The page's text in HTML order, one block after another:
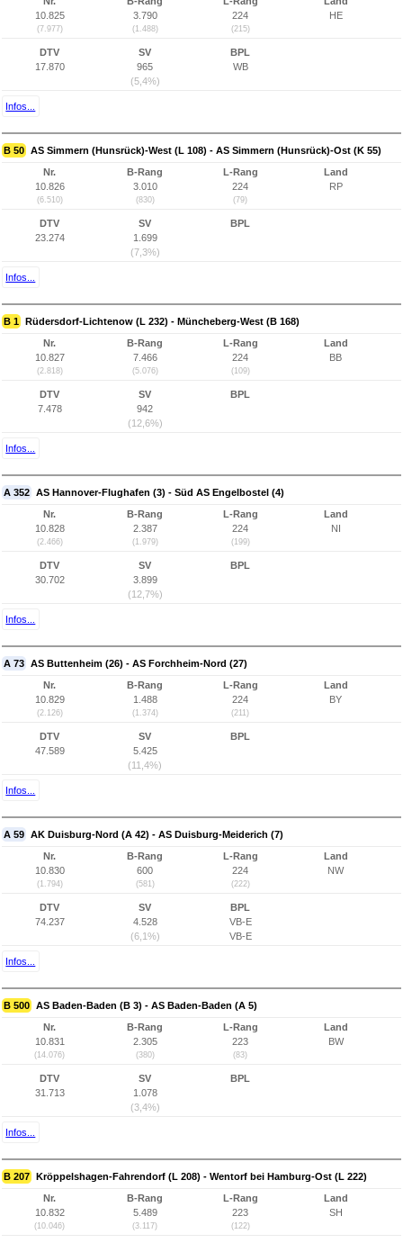
10.825
(7.977)
3.790
(1.488)
224
(215)
HE
DTV
17.870
SV
965
(5,4%)
BPL
WB
Infos...
B 50 AS Simmern (Hunsrück)-West (L 108) - AS Simmern (Hunsrück)-Ost (K 55)
Nr.
10.826
(6.510)
B-Rang
3.010
(830)
L-Rang
224
(79)
Land
RP
DTV
23.274
SV
1.699
(7,3%)
BPL
Infos...
B 1 Rüdersdorf-Lichtenow (L 232) - Müncheberg-West (B 168)
Nr.
10.827
(2.818)
B-Rang
7.466
(5.076)
L-Rang
224
(109)
Land
BB
DTV
7.478
SV
942
(12,6%)
BPL
Infos...
A 352 AS Hannover-Flughafen (3) - Süd AS Engelbostel (4)
Nr.
10.828
(2.466)
B-Rang
2.387
(1.979)
L-Rang
224
(199)
Land
NI
DTV
30.702
SV
3.899
(12,7%)
BPL
Infos...
A 73 AS Buttenheim (26) - AS Forchheim-Nord (27)
Nr.
10.829
(2.126)
B-Rang
1.488
(1.374)
L-Rang
224
(211)
Land
BY
DTV
47.589
SV
5.425
(11,4%)
BPL
Infos...
A 59 AK Duisburg-Nord (A 42) - AS Duisburg-Meiderich (7)
Nr.
10.830
(1.794)
B-Rang
600
(581)
L-Rang
224
(222)
Land
NW
DTV
74.237
SV
4.528
(6,1%)
BPL
VB-E
VB-E
Infos...
B 500 AS Baden-Baden (B 3) - AS Baden-Baden (A 5)
Nr.
10.831
(14.076)
B-Rang
2.305
(380)
L-Rang
223
(83)
Land
BW
DTV
31.713
SV
1.078
(3,4%)
BPL
Infos...
B 207 Kröppelshagen-Fahrendorf (L 208) - Wentorf bei Hamburg-Ost (L 222)
Nr.
10.832
(10.046)
B-Rang
5.489
(3.117)
L-Rang
223
(122)
Land
SH